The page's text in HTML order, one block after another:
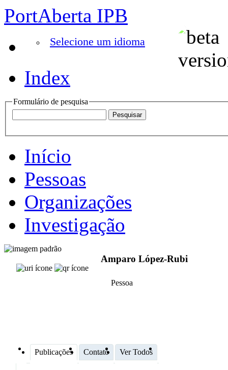
PortAberta IPB
Selecione um idioma
Index
Formulário de pesquisa
Início
Pessoas
Organizações
Investigação
Amparo López-Rubi
Pessoa
Publicações Contato Ver Todos